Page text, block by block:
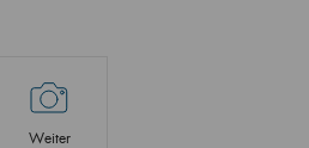
Weiter